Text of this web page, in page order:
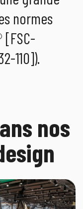
normes
[FSC-
110]).
nos